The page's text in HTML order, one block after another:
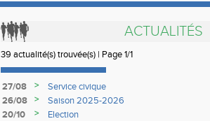
ACTUALITÉS
39 actualité(s) trouvée(s) | Page 1/1
27/08 >
Service civique
26/08
>
Saison 2025-2026
20/10
>
Election